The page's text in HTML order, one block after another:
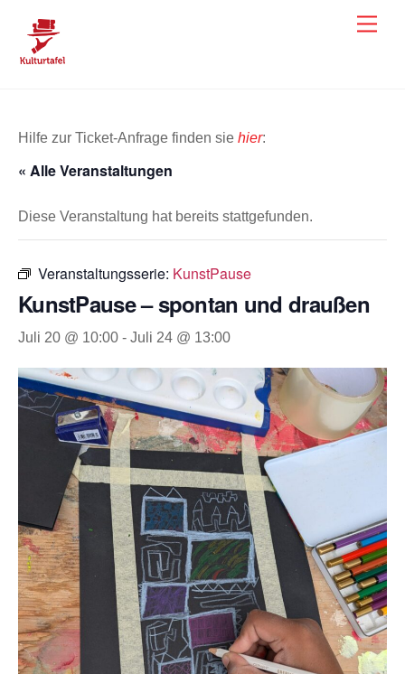
content
Hilfe zur Ticket-Anfrage finden sie hier:
« Alle Veranstaltungen
Diese Veranstaltung hat bereits stattgefunden.
Veranstaltungsserie: KunstPause
KunstPause – spontan und draußen
Juli 20 @ 10:00 - Juli 24 @ 13:00